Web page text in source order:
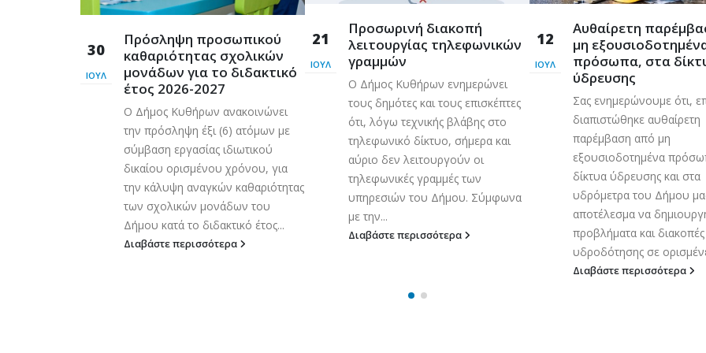
30
ΙΟΎΛ
Πρόσληψη προσωπικού
καθαριότητας σχολικών
μονάδων για το διδακτικό
έτος 2026-2027
Ο Δήμος Κυθήρων ανακοινώνει
την πρόσληψη έξι (6) ατόμων με
σύμβαση εργασίας ιδιωτικού
δικαίου ορισμένου χρόνου, για
την κάλυψη αναγκών καθαριότητας
των σχολικών μονάδων του
Δήμου κατά το διδακτικό έτος...
Διαβάστε περισσότερα
21
ΙΟΎΛ
Προσωρινή διακοπή
λειτουργίας τηλεφωνικών
γραμμών
Ο Δήμος Κυθήρων ενημερώνει
τους δημότες και τους επισκέπτες
ότι, λόγω τεχνικής βλάβης στο
τηλεφωνικό δίκτυο, σήμερα και
αύριο δεν λειτουργούν οι
τηλεφωνικές γραμμές των
υπηρεσιών του Δήμου. Σύμφωνα
με την...
Διαβάστε περισσότερα
12
ΙΟΎΛ
Aυθαίρετη
μη
πρόσωπα, στα
ύδρευσης
Σας ενημερώνουμε ότι,
διαπιστώθηκε αυθαίρετη
παρέμβαση από μη
εξουσιοδοτημένα
δίκτυα ύδρευσης και στα
υδρόμετρα του Δήμου
αποτέλεσμα να
προβλήματα και διακοπές
υδροδότησης σε
Διαβάστε περισσότερα